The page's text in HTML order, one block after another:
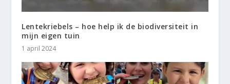
Lentekriebels – hoe help ik de biodiversiteit in
mijn eigen tuin
1 april 2024